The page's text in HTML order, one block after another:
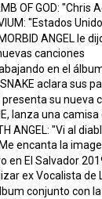
OF GOD: "Chris
"Estados
ANGEL le
canciones
en el
aclara sus
presenta su nueva
lanza una
ANGEL: "Vi al
encanta la
en El Salvador
ex Vocalista de
conjunto con la